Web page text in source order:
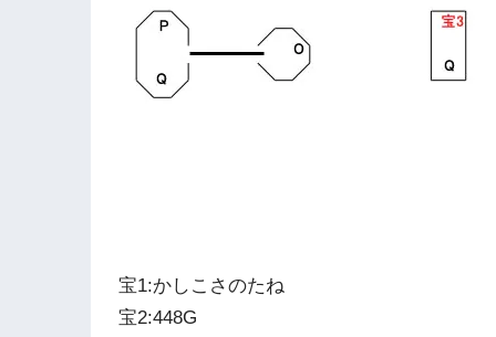
宝1:かしこさのたね
宝2:448G